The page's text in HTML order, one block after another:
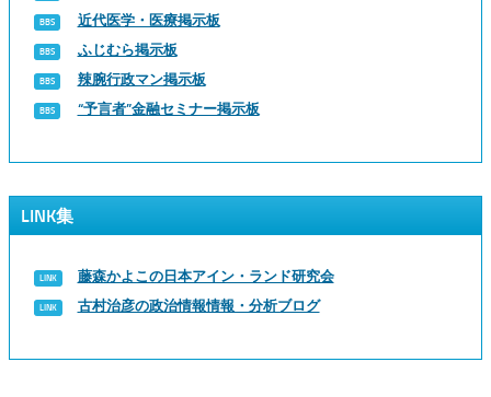
近代医学・医療掲示板
ふじむら掲示板
辣腕行政マン掲示板
“予言者”金融セミナー掲示板
LINK集
藤森かよこの日本アイン・ランド研究会
古村治彦の政治情報情報・分析ブログ